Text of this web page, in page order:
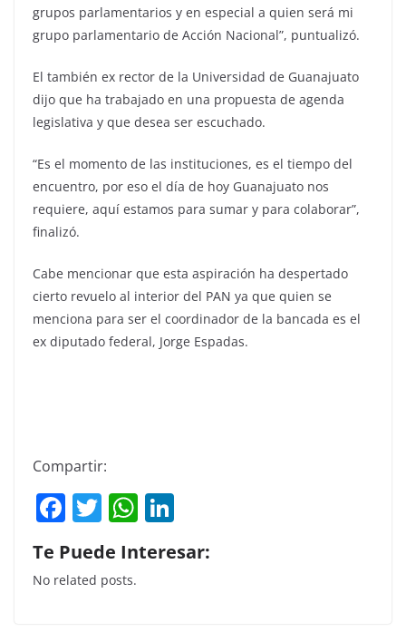
grupos parlamentarios y en especial a quien será mi
grupo parlamentario de Acción Nacional”, puntualizó.
El también ex rector de la Universidad de Guanajuato
dijo que ha trabajado en una propuesta de agenda
legislativa y que desea ser escuchado.
“Es el momento de las instituciones, es el tiempo del
encuentro, por eso el día de hoy Guanajuato nos
requiere, aquí estamos para sumar y para colaborar”,
finalizó.
Cabe mencionar que esta aspiración ha despertado
cierto revuelo al interior del PAN ya que quien se
menciona para ser el coordinador de la bancada es el
ex diputado federal, Jorge Espadas.
Compartir:
F
a
c
e
T
w
itt
er
W
h
at k
Te Puede Interesar:
No related posts.